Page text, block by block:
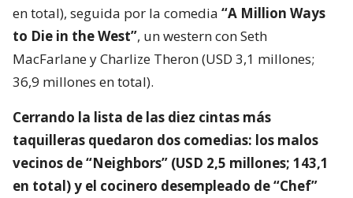
en total), seguida por la comedia “A Million Ways
to Die in the West”, un western con Seth
MacFarlane y Charlize Theron (USD 3,1 millones;
36,9 millones en total).
Cerrando la lista de las diez cintas más
taquilleras quedaron dos comedias: los malos
vecinos de “Neighbors” (USD 2,5 millones; 143,1
en total) y el cocinero desempleado de “Chef”